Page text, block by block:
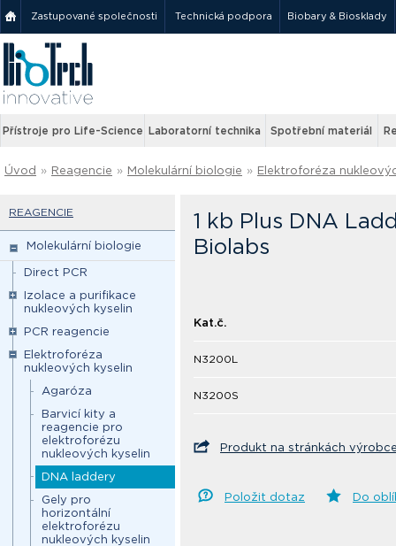
Zastupované společnosti Technická podpora Biobary & Biosklady
Přístroje pro Life-Science Laboratorní technika Spotřební materiál
Úvod » Reagencie » Molekulární biologie » Elektroforéza
REAGENCIE
Molekulární biologie
Direct PCR
Izolace a purifikace
nukleových kyselin
PCR reagencie
Elektroforéza
nukleových kyselin
Agaróza
Barvicí kity a
reagencie pro
elektroforézu
nukleových kyselin
DNA laddery
Gely pro
horizontální
elektroforézu
nukleových kyselin
1 kb Plus DNA
Biolabs
Kat.č.
N3200L
N3200S
Produkt na stránkách
Položit dotaz Do